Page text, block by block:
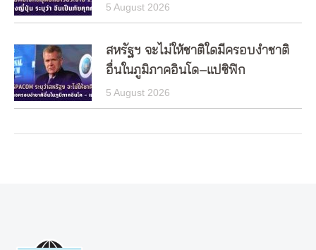
5 August 2026
สหรัฐฯ จะไม่ให้ชาติใดมีครอบงำชาติ
อื่นในภูมิภาคอินโด–แปซิฟิก
5 August 2026